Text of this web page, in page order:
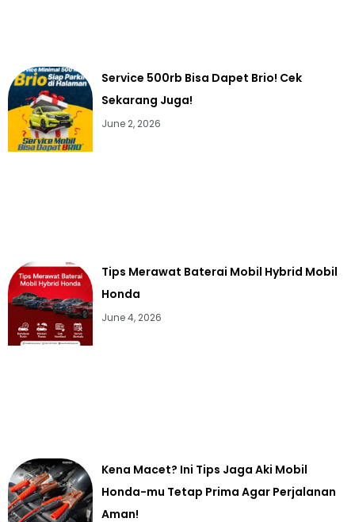
Service 500rb Bisa Dapet Brio! Cek
Sekarang Juga!
June 2, 2026
Tips Merawat Baterai Mobil Hybrid Mobil
Honda
June 4, 2026
Kena Macet? Ini Tips Jaga Aki Mobil
Honda-mu Tetap Prima Agar Perjalanan
Aman!